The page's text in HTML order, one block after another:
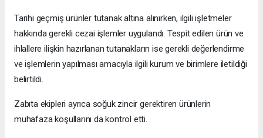
Tarihi geçmiş ürünler tutanak altına alınırken, ilgili işletmeler
hakkında gerekli cezai işlemler uygulandı. Tespit edilen ürün ve
ihlallere ilişkin hazırlanan tutanakların ise gerekli değerlendirme
ve işlemlerin yapılması amacıyla ilgili kurum ve birimlere iletildiği
belirtildi.
Zabıta ekipleri ayrıca soğuk zincir gerektiren ürünlerin
muhafaza koşullarını da kontrol etti.